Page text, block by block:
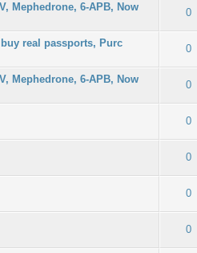
Mephedrone, 6-APB, Now 0
real passports, Purc 0
Mephedrone, 6-APB, Now 0
0
0
0
0